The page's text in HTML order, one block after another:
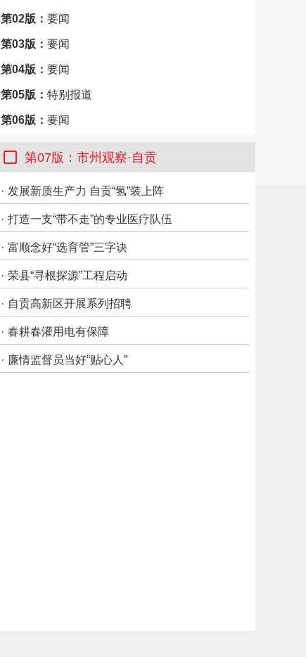
第02版： 要闻
第03版： 要闻
第04版： 要闻
第05版： 特别报道
第06版： 要闻
第07版：市州观察·自贡
· 发展新质生产力 自贡“氢”装上阵
· 打造一支“带不走”的专业医疗队伍
· 富顺念好“选育管”三字诀
· 荣县“寻根探源”工程启动
· 自贡高新区开展系列招聘
· 春耕春灌用电有保障
· 廉情监督员当好“贴心人”